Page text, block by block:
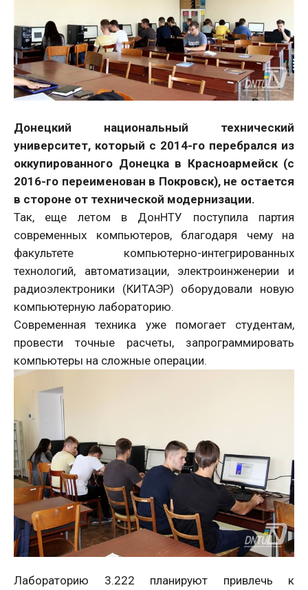
Донецкий национальный технический
университет, который с 2014-го перебрался из
оккупированного Донецка в Красноармейск (с
2016-го переименован в Покровск), не остается
в стороне от технической модернизации.
Так, еще летом в ДонНТУ поступила партия
современных компьютеров, благодаря чему на
факультете компьютерно-интегрированных
технологий, автоматизации, электроинженерии и
радиоэлектроники (КИТАЭР) оборудовали новую
компьютерную лабораторию.
Современная техника уже помогает студентам,
провести точные расчеты, запрограммировать
компьютеры на сложные операции.
Лабораторию 3.222 планируют привлечь к